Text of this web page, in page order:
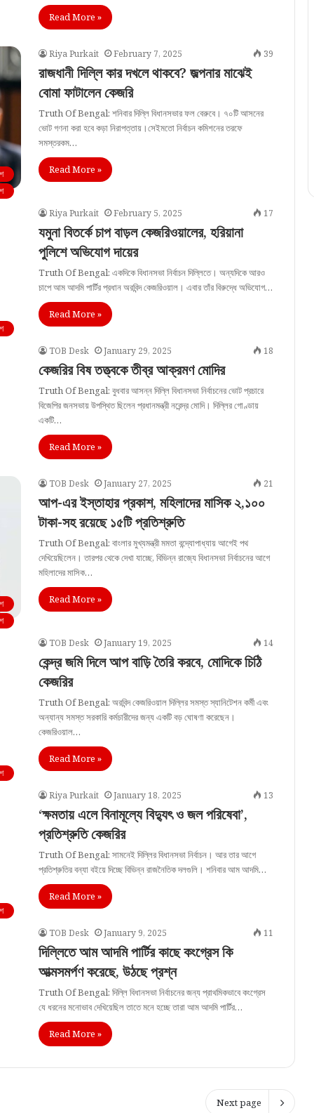
Read More »
Riya Purkait February 7, 2025 39
রাজধানী দিল্লি কার দখলে থাকবে? জল্পনার মাঝেই
বোমা ফাটালেন কেজরি
Truth Of Bengal: শনিবার দিল্লি বিধানসভার ফল বেরুবে। ৭০টি আসনের
ভোট গণনা করা হবে কড়া নিরাপত্তায়।সেইমতো নির্বাচন কমিশনের তরফে
সমস্তরকম…
Read More »
Riya Purkait
February 5, 2025 17
যমুনা বিতর্কে চাপ বাড়ল কেজরিওয়ালের, হরিয়ানা
পুলিশে অভিযোগ দায়ের
Truth Of Bengal: একদিকে বিধানসভা নির্বাচন দিল্লিতে। অন্যদিকে আরও
চাপে আম আদমি পার্টির প্রধান অরবিন্দ কেজরিওয়াল। এবার তাঁর বিরুদ্ধে অভিযোগ…
Read More »
TOB Desk
January 29, 2025 18
কেজরির বিষ তত্ত্বকে তীব্র আক্রমণ মোদির
Truth Of Bengal: বুধবার আসন্ন দিল্লি বিধানসভা নির্বাচনের ভোট প্রচারে
বিজেপির জনসভায় উপস্থিত ছিলেন প্রধানমন্ত্রী নরেন্দ্র মোদি। দিল্লির গোণ্ডায়
একটি…
Read More »
TOB Desk January 27, 2025 21
আপ-এর ইস্তাহার প্রকাশ, মহিলাদের মাসিক ২,১০০
টাকা-সহ রয়েছে ১৫টি প্রতিশ্রুতি
Truth Of Bengal: বাংলার মুখ্যমন্ত্রী মমতা বন্দ্যোপাধ্যায় আগেই পথ
দেখিয়েছিলেন। তারপর থেকে দেখা যাচ্ছে, বিভিন্ন রাজ্যে বিধানসভা নির্বাচনের আগে
মহিলাদের মাসিক…
Read More »
TOB Desk
January 19, 2025 14
কেন্দ্র জমি দিলে আপ বাড়ি তৈরি করবে, মোদিকে চিঠি
কেজরির
Truth Of Bengal: অরবিন্দ কেজরিওয়াল দিল্লির সমস্ত স্যানিটেশন কর্মী এবং
অন্যান্য সমস্ত সরকারি কর্মচারীদের জন্য একটি বড় ঘোষণা করেছেন।
কেজরিওয়াল…
Read More »
Riya Purkait
January 18, 2025 13
‘ক্ষমতায় এলে বিনামূল্যে বিদ্যুৎ ও জল পরিষেবা’,
প্রতিশ্রুতি কেজরির
Truth Of Bengal: সামনেই দিল্লির বিধানসভা নির্বাচন। আর তার আগে
প্রতিশ্রুতির বন্যা বইয়ে দিচ্ছে বিভিন্ন রাজনৈতিক দলগুলি। শনিবার আম আদমি…
Read More »
TOB Desk
January 9, 2025 11
দিল্লিতে আম আদমি পার্টির কাছে কংগ্রেস কি
আত্মসমর্পণ করেছে, উঠছে প্রশ্ন
Truth Of Bengal: দিল্লি বিধানসভা নির্বাচনের জন্য প্রাথমিকভাবে কংগ্রেস
যে ধরনের মনোভাব দেখিয়েছিল তাতে মনে হচ্ছে তারা আম আদমি পার্টির…
Read More »
Next page